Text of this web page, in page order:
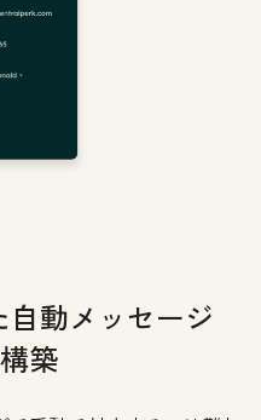
動メッセージ
築